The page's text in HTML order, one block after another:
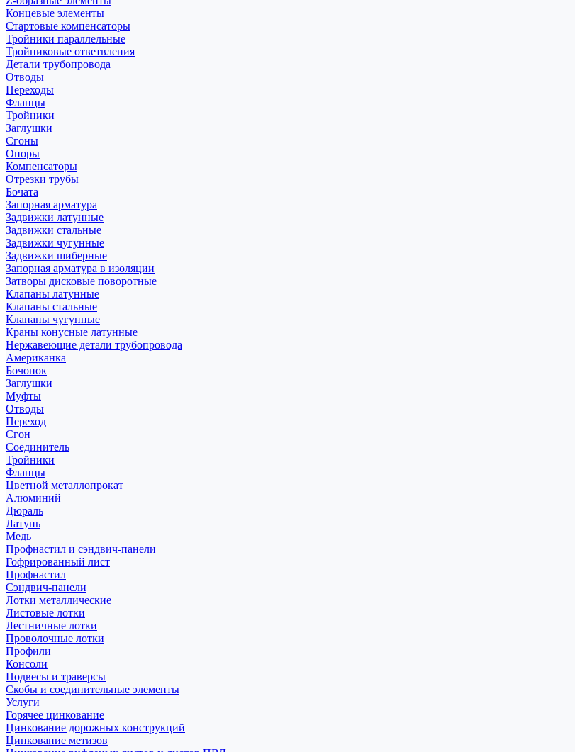
Концевые элементы
Стартовые компенсаторы
Тройники параллельные
Тройниковые ответвления
Детали трубопровода
Отводы
Переходы
Фланцы
Тройники
Заглушки
Сгоны
Опоры
Компенсаторы
Отрезки трубы
Бочата
Запорная арматура
Задвижки латунные
Задвижки стальные
Задвижки чугунные
Задвижки шиберные
Запорная арматура в изоляции
Затворы дисковые поворотные
Клапаны латунные
Клапаны стальные
Клапаны чугунные
Краны конусные латунные
Нержавеющие детали трубопровода
Американка
Бочонок
Заглушки
Муфты
Отводы
Переход
Сгон
Соединитель
Тройники
Фланцы
Цветной металлопрокат
Алюминий
Дюраль
Латунь
Медь
Профнастил и сэндвич-панели
Гофрированный лист
Профнастил
Сэндвич-панели
Лотки металлические
Листовые лотки
Лестничные лотки
Проволочные лотки
Профили
Консоли
Подвесы и траверсы
Скобы и соединительные элементы
Услуги
Горячее цинкование
Цинкование дорожных конструкций
Цинкование метизов